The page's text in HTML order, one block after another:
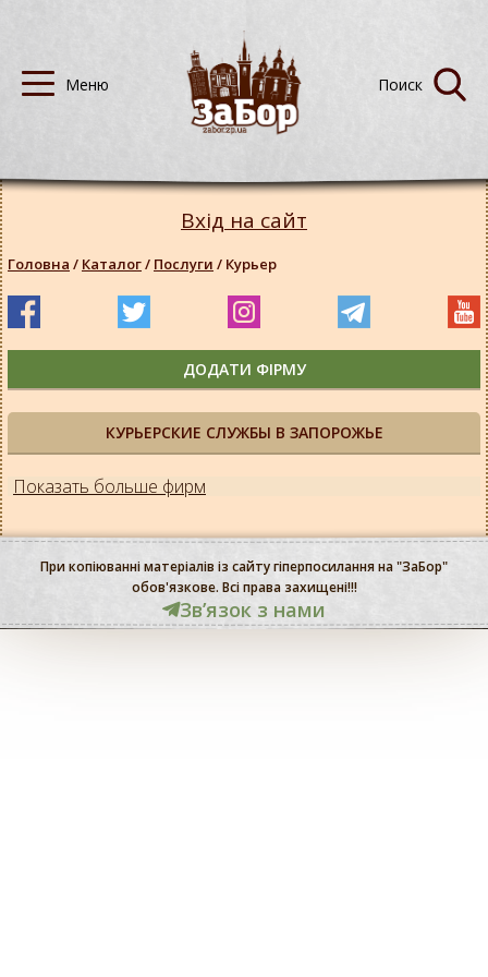
КУРЬЕРСКИЕ СЛУЖБЫ В ЗАПОРОЖЬЕ
Показать больше фирм
Вхід на сайт
Головна / Каталог/ Послуги / Курьер
ДОДАТИ ФІРМУ
При копіюванні матеріалів із сайту гіперпосилання на "ЗаБор"
обов'язкове. Всі права захищені!!!
Звʼязок з нами